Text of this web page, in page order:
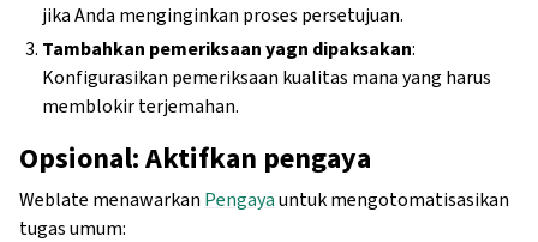
jika Anda menginginkan proses persetujuan.
Tambahkan pemeriksaan yagn dipaksakan:
Konfigurasikan pemeriksaan kualitas mana yang harus
memblokir terjemahan.
Opsional: Aktifkan pengaya
Weblate menawarkan Pengayauntuk mengotomatisasikan
tugas umum: